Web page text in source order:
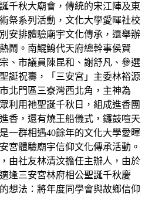
千秋大廟會，傳統的宋江陣及東
祭系列活動，文化大學愛暉社校
安排體驗廟宇文化傳承，還舉辦
鬧。南鯤鯓代天府總幹事侯賢
、市議員陳昆和、謝舒凡、參選
誕祝壽，「三安宮」主委林裕源
北門區三寮灣西北角，主神為
利用祂聖誕千秋日，組成進香團
香，還有燒王船儀式，鑼鼓喧天
一群相遇40餘年的文化大學愛暉
宮體驗廟宇信仰文化傳承活動。
由社友林清汶擔任主辦人，由於
逢三安宮林府相公聖誕千秋慶
想法：將年度同學會與故鄉信仰